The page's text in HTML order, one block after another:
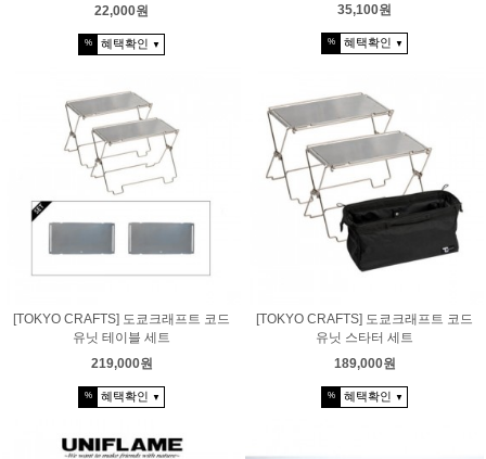
22,000원
% 혜택확인 ▼
35,100원
% 혜택확인 ▼
[TOKYO CRAFTS] 도쿄크래프트 코드
유닛 테이블 세트
219,000원
% 혜택확인 ▼
[TOKYO CRAFTS] 도쿄크래프트 코드
유닛 스타터 세트
189,000원
% 혜택확인 ▼